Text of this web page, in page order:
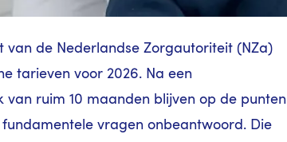
van de Nederlandse Zorgautoriteit (NZa)
tarieven voor 2026. Na een
ruim 10 maanden blijven op de punten
vragen onbeantwoord. Die